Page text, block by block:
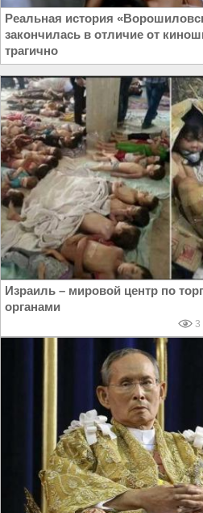
Реальная история
закончилась в отличие от
трагично
Израиль – мировой центр по
органами
3